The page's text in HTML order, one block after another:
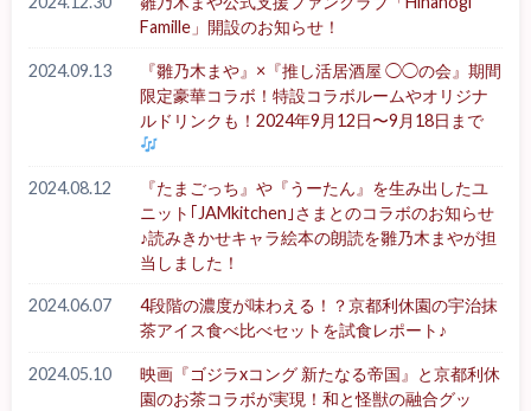
Famille」開設のお知らせ！
2024.09.13
『雛乃木まや』×『推し活居酒屋 ◯◯の会』期間
限定豪華コラボ！特設コラボルームやオリジナ
ルドリンクも！2024年9月12日〜9月18日まで
2024.08.12
『たまごっち』や『うーたん』を生み出したユ
ニット｢JAMkitchen｣さまとのコラボのお知らせ
♪読みきかせキャラ絵本の朗読を雛乃木まやが担
当しました！
2024.06.07
4段階の濃度が味わえる！？京都利休園の宇治抹
茶アイス食べ比べセットを試食レポート♪
2024.05.10
映画『ゴジラxコング 新たなる帝国』と京都利休
園のお茶コラボが実現！和と怪獣の融合グッ